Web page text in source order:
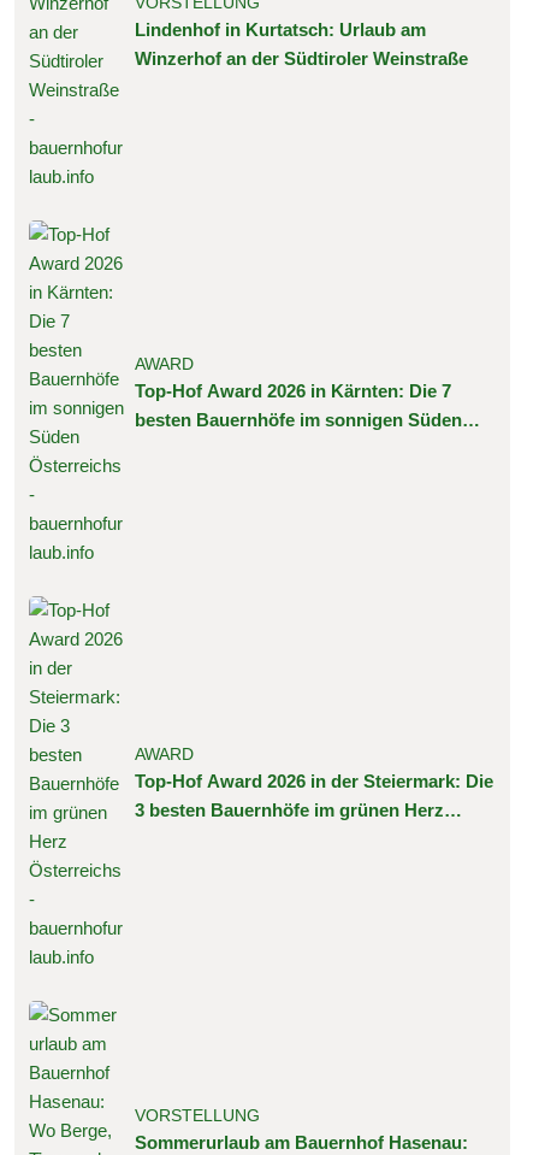
Lindenhof in Kurtatsch: Urlaub am
Winzerhof an der Südtiroler Weinstraße
AWARD
Top-Hof Award 2026 in Kärnten: Die 7
besten Bauernhöfe im sonnigen Süden
AWARD
Top-Hof Award 2026 in der Steiermark: Die
3 besten Bauernhöfe im grünen Herz
VORSTELLUNG
Sommerurlaub am Bauernhof Hasenau: